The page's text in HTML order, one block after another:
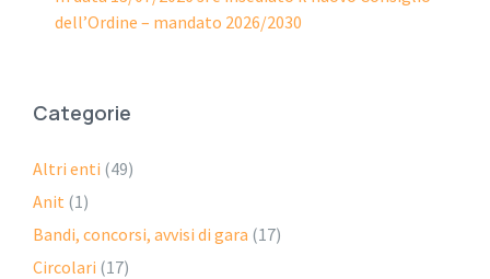
dell’Ordine – mandato 2026/2030
Categorie
Altri enti (49)
Anit (1)
Bandi, concorsi, avvisi di gara (17)
Circolari (17)